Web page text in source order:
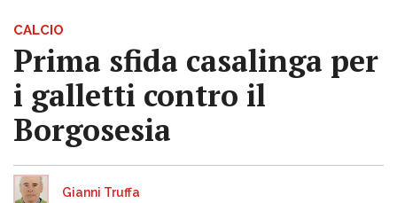
CALCIO
Prima sfida casalinga per
i galletti contro il
Borgosesia
Gianni Truffa